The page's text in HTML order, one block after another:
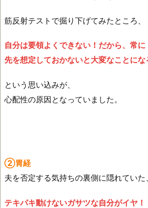
筋反射テストで掘り下げてみたところ、
自分は要領よくできない！だから、常に
先を想定しておかないと大変なことにな
という思い込みが、
心配性の原因となっていました。
②胃経
夫を否定する気持ちの裏側に隠れていた、
テキパキ動けないガサツな自分がイヤ！